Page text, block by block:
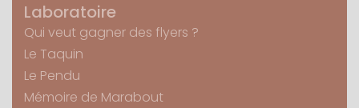
Laboratoire
Qui veut gagner des flyers ?
Le Taquin
Le Pendu
Mémoire de Marabout